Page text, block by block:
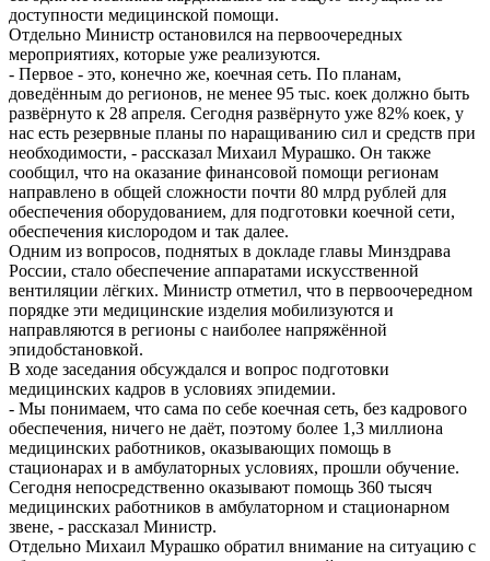
доступности медицинской помощи.
Отдельно Министр остановился на первоочередных
мероприятиях, которые уже реализуются.
- Первое - это, конечно же, коечная сеть. По планам,
доведённым до регионов, не менее 95 тыс. коек должно быть
развёрнуто к 28 апреля. Сегодня развёрнуто уже 82% коек, у
нас есть резервные планы по наращиванию сил и средств при
необходимости, - рассказал Михаил Мурашко. Он также
сообщил, что на оказание финансовой помощи регионам
направлено в общей сложности почти 80 млрд рублей для
обеспечения оборудованием, для подготовки коечной сети,
обеспечения кислородом и так далее.
Одним из вопросов, поднятых в докладе главы Минздрава
России, стало обеспечение аппаратами искусственной
вентиляции лёгких. Министр отметил, что в первоочередном
порядке эти медицинские изделия мобилизуются и
направляются в регионы с наиболее напряжённой
эпидобстановкой.
В ходе заседания обсуждался и вопрос подготовки
медицинских кадров в условиях эпидемии.
- Мы понимаем, что сама по себе коечная сеть, без кадрового
обеспечения, ничего не даёт, поэтому более 1,3 миллиона
медицинских работников, оказывающих помощь в
стационарах и в амбулаторных условиях, прошли обучение.
Сегодня непосредственно оказывают помощь 360 тысяч
медицинских работников в амбулаторном и стационарном
звене, - рассказал Министр.
Отдельно Михаил Мурашко обратил внимание на ситуацию с